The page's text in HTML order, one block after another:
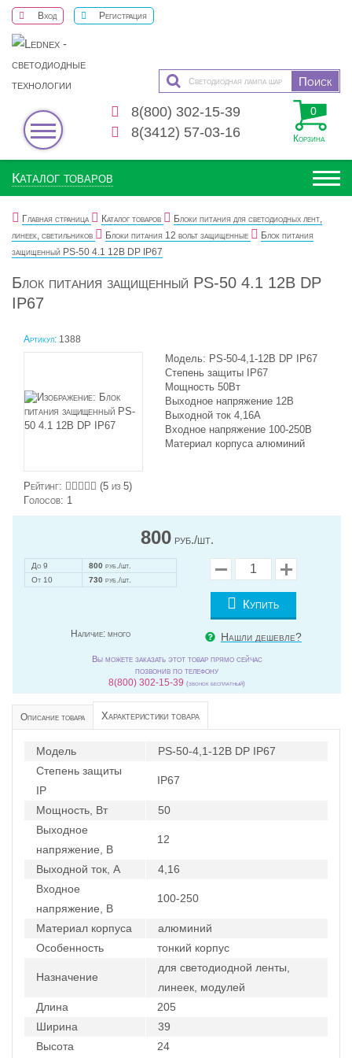
Вход Регистрация
8(800) 302-15-39
8(3412) 57-03-16
0
Корзина
Каталог товаров
Главная страница Каталог товаров
Блоки питания для светодиодных лент,
линеек, светильников
Блоки питания 12 вольт защищенные
Блок питания
защищенный PS-50 4.1 12В DP IP67
Блок питания защищенный PS-50 4.1 12В DP
IP67
Артикул: 1388
Рейтинг: (5 из 5)
Голосов: 1
Модель: PS-50-4,1-12В DP IP67
Степень защиты IP67
Мощность 50Вт
Выходное напряжение 12В
Выходной ток 4,16А
Входное напряжение 100-250В
Материал корпуса алюминий
800руб./шт.
До 9 800 руб./шт.
От 10
730 руб./шт.
Купить
Наличие: много Нашли дешевле?
Вы можете заказать этот товар прямо сейчас
позвонив по телефону
8(800) 302-15-39 (звонок бесплатный)
Описание товара Характеристики товара
Модель
PS-50-4,1-12В DP IP67
Степень защиты
IP
IP67
Мощность, Вт
50
Выходное
напряжение, В
12
Выходной ток, А
4,16
Входное
напряжение, В
100-250
Материал корпуса
алюминий
Особенность
тонкий корпус
Назначение
для светодиодной ленты,
линеек, модулей
Длина
205
Ширина
39
Высота
24